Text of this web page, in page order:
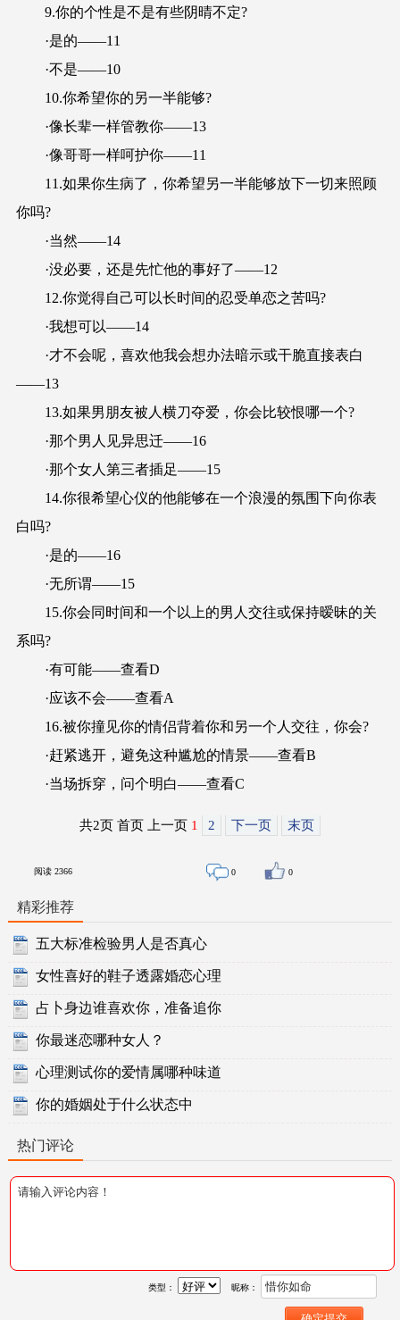
9.你的个性是不是有些阴晴不定?
·是的——11
·不是——10
10.你希望你的另一半能够?
·像长辈一样管教你——13
·像哥哥一样呵护你——11
11.如果你生病了，你希望另一半能够放下一切来照顾
你吗?
·当然——14
·没必要，还是先忙他的事好了——12
12.你觉得自己可以长时间的忍受单恋之苦吗?
·我想可以——14
·才不会呢，喜欢他我会想办法暗示或干脆直接表白
——13
13.如果男朋友被人横刀夺爱，你会比较恨哪一个?
·那个男人见异思迁——16
·那个女人第三者插足——15
14.你很希望心仪的他能够在一个浪漫的氛围下向你表
白吗?
·是的——16
·无所谓——15
15.你会同时间和一个以上的男人交往或保持暧昧的关
系吗?
·有可能——查看D
·应该不会——查看A
16.被你撞见你的情侣背着你和另一个人交往，你会?
·赶紧逃开，避免这种尴尬的情景——查看B
·当场拆穿，问个明白——查看C
共2页 首页 上一页 1 2 下一页 末页
阅读 2366 0 0
精彩推荐
五大标准检验男人是否真心
女性喜好的鞋子透露婚恋心理
占卜身边谁喜欢你，准备追你
你最迷恋哪种女人？
心理测试你的爱情属哪种味道
你的婚姻处于什么状态中
热门评论
类型： 昵称：